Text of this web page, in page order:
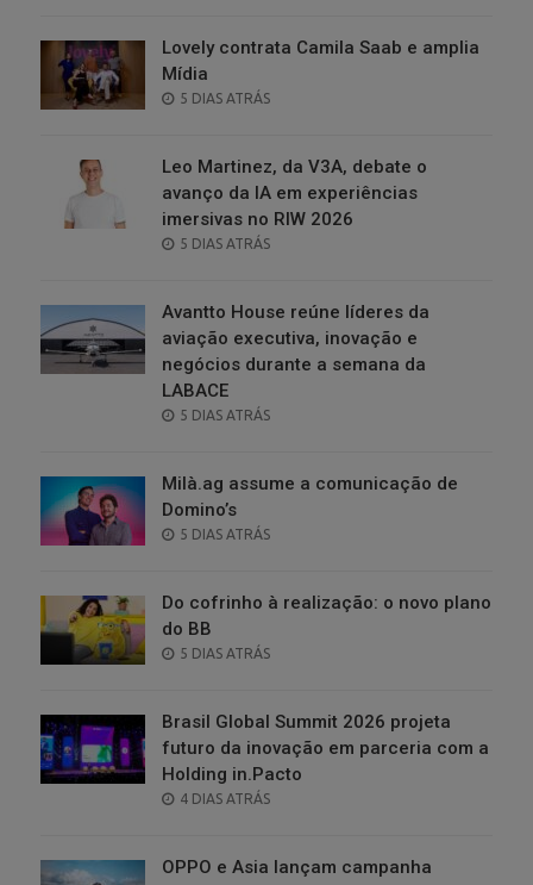
Lovely contrata Camila Saab e amplia
Mídia
POSTED
5 DIAS ATRÁS
Leo Martinez, da V3A, debate o
avanço da IA em experiências
imersivas no RIW 2026
POSTED
5 DIAS ATRÁS
Avantto House reúne líderes da
aviação executiva, inovação e
negócios durante a semana da
LABACE
POSTED
5 DIAS ATRÁS
Milà.ag assume a comunicação de
Domino’s
POSTED
5 DIAS ATRÁS
Do cofrinho à realização: o novo plano
do BB
POSTED
5 DIAS ATRÁS
Brasil Global Summit 2026 projeta
futuro da inovação em parceria com a
Holding in.Pacto
POSTED
4 DIAS ATRÁS
OPPO e Asia lançam campanha